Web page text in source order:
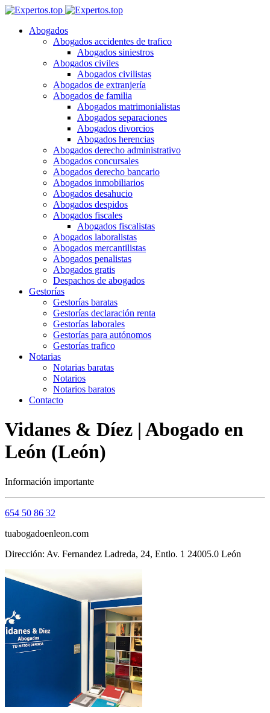
Abogados
Abogados accidentes de trafico
Abogados siniestros
Abogados civiles
Abogados civilistas
Abogados de extranjería
Abogados de familia
Abogados matrimonialistas
Abogados separaciones
Abogados divorcios
Abogados herencias
Abogados derecho administrativo
Abogados concursales
Abogados derecho bancario
Abogados inmobiliarios
Abogados desahucio
Abogados despidos
Abogados fiscales
Abogados fiscalistas
Abogados laboralistas
Abogados mercantilistas
Abogados penalistas
Abogados gratis
Despachos de abogados
Gestorías
Gestorías baratas
Gestorías declaración renta
Gestorías laborales
Gestorías para autónomos
Gestorías trafico
Notarias
Notarias baratas
Notarios
Notarios baratos
Contacto
Vidanes & Díez | Abogado en
León (León)
Información importante
654 50 86 32
tuabogadoenleon.com
Dirección: Av. Fernandez Ladreda, 24, Entlo. 1 24005.0 León